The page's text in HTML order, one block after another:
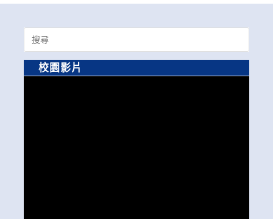
Search
for:
校園影片